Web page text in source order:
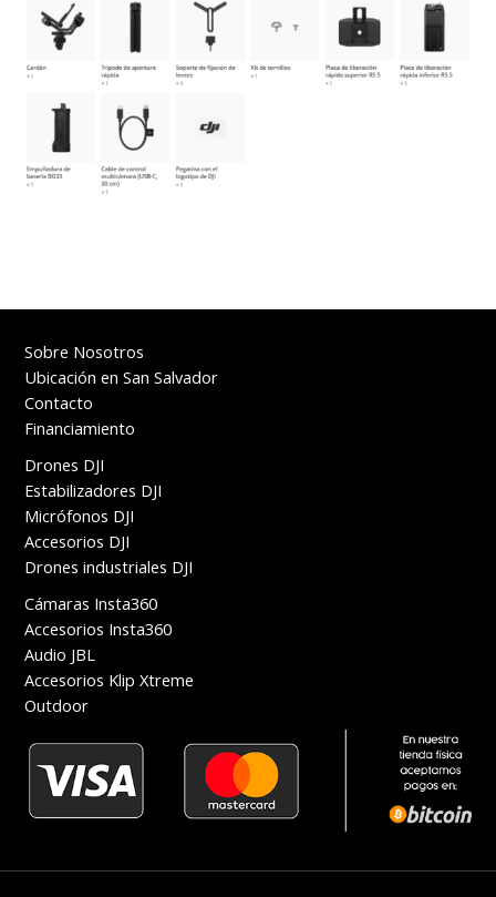
Sobre Nosotros
Ubicación en San Salvador
Contacto
Financiamiento
Drones DJI
Estabilizadores DJI
Micrófonos DJI
Accesorios DJI
Drones industriales DJI
Cámaras Insta360
Accesorios Insta360
Audio JBL
Accesorios Klip Xtreme
Outdoor